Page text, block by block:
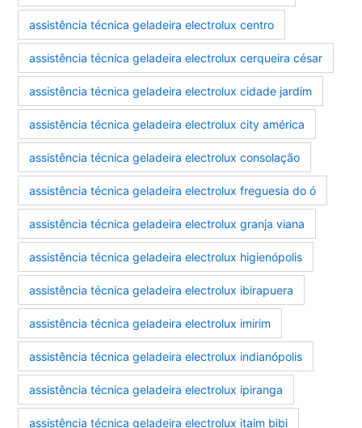
assistência técnica geladeira electrolux centro
assistência técnica geladeira electrolux cerqueira césar
assistência técnica geladeira electrolux cidade jardim
assistência técnica geladeira electrolux city américa
assistência técnica geladeira electrolux consolação
assistência técnica geladeira electrolux freguesia do ó
assistência técnica geladeira electrolux granja viana
assistência técnica geladeira electrolux higienópolis
assistência técnica geladeira electrolux ibirapuera
assistência técnica geladeira electrolux imirim
assistência técnica geladeira electrolux indianópolis
assistência técnica geladeira electrolux ipiranga
assistência técnica geladeira electrolux itaim bibi